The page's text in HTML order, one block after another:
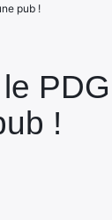
!
pub !